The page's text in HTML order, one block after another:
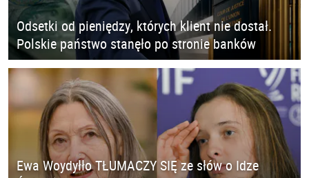
Odsetki od pieniędzy, których klient nie dostał.
Polskie państwo stanęło po stronie banków
Ewa Woydyłło TŁUMACZY SIĘ ze słów o Idze